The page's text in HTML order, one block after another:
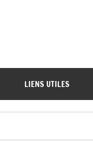
LIENS UTILES